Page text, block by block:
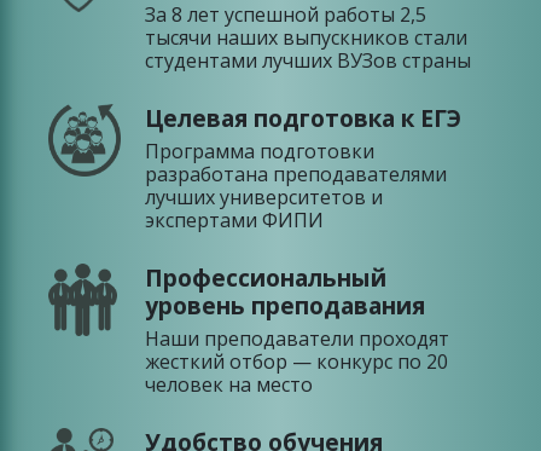
За 8 лет успешной работы 2,5
тысячи наших выпускников стали
студентами лучших ВУЗов страны
Целевая подготовка к ЕГЭ
Программа подготовки
разработана преподавателями
лучших университетов и
экспертами ФИПИ
Профессиональный
уровень преподавания
Наши преподаватели проходят
жесткий отбор — конкурс по 20
человек на место
Удобство обучения